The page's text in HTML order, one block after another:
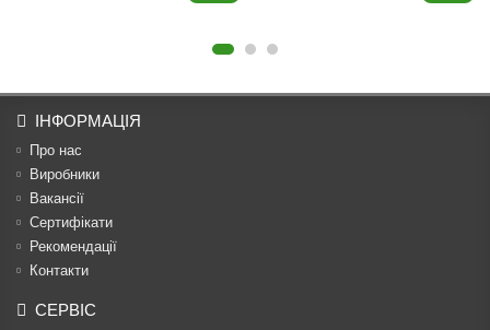
ІНФОРМАЦІЯ
Про нас
Виробники
Вакансії
Сертифікати
Рекомендації
Контакти
СЕРВІС